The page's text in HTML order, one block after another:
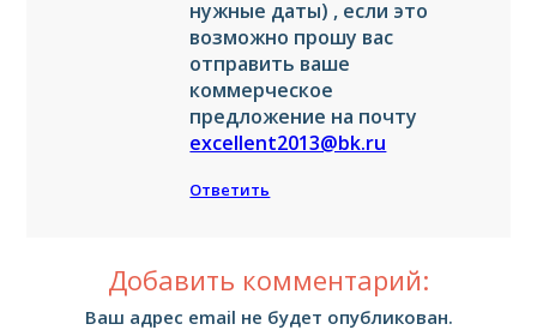
нужные даты) , если это
возможно прошу вас
отправить ваше
коммерческое
предложение на почту
excellent2013@bk.ru
Ответить
Добавить комментарий:
Ваш адрес email не будет опубликован.